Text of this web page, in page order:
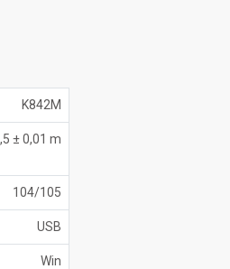
K842M
± 0,01 m
104/105
USB
Win